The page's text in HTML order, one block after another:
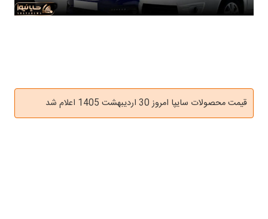
قیمت محصولات سایپا امروز 30 اردیبهشت 1405 اعلام شد